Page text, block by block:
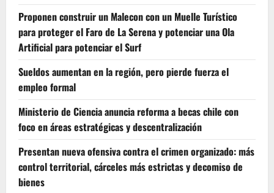
Proponen construir un Malecon con un Muelle Turístico
para proteger el Faro de La Serena y potenciar una Ola
Artificial para potenciar el Surf
Sueldos aumentan en la región, pero pierde fuerza el
empleo formal
Ministerio de Ciencia anuncia reforma a becas chile con
foco en áreas estratégicas y descentralización
Presentan nueva ofensiva contra el crimen organizado: más
control territorial, cárceles más estrictas y decomiso de
bienes